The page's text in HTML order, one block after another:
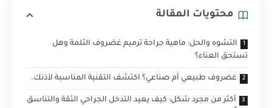
محتويات المقالة
التشوه والحل: ماهية جراحة ترميم غضروف الثلمة وهل
تستحق العناء؟
غضروف طبيعي أم صناعي؟ اكتشف التقنية المناسبة لأذنك.
أكثر من مجرد شكل: كيف يعيد التدخل الجراحي الثقة والتناسق